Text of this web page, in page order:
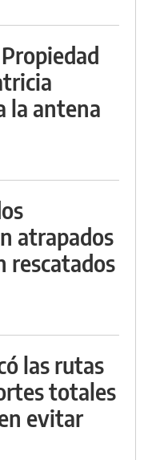
la antena
atrapados
rescatados
las rutas
totales
evitar